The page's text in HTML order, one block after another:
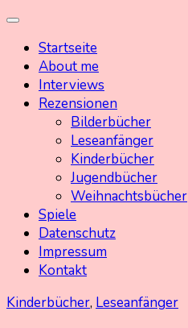
Skip
contentStartseite
About me
Interviews
Rezensionen
Bilderbücher
Leseanfänger
Kinderbücher
Jugendbücher
Weihnachtsbücher
Spiele
Datenschutz
Impressum
Kontakt
Kinderbücher, Leseanfänger